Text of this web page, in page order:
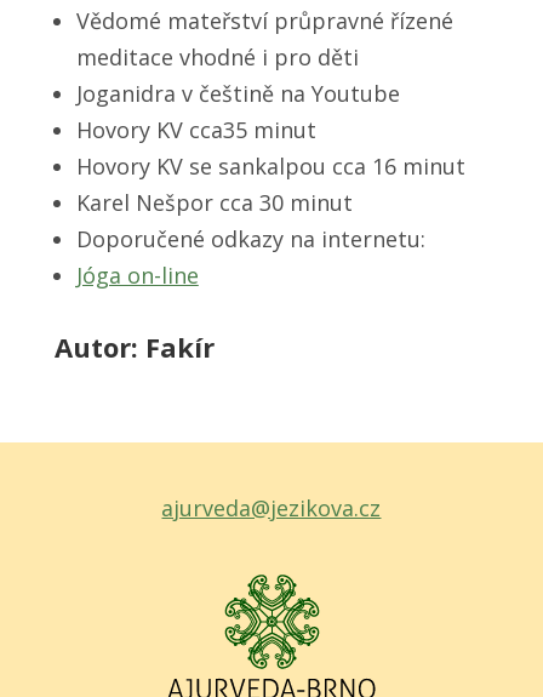
Vědomé mateřství průpravné řízené
meditace vhodné i pro děti
Joganidra v češtině na Youtube
Hovory KV cca35 minut
Hovory KV se sankalpou cca 16 minut
Karel Nešpor cca 30 minut
Doporučené odkazy na internetu:
Jóga on-line
Autor: Fakír
ajurveda@jezikova.cz